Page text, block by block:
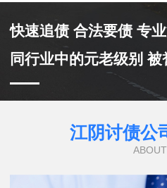
快速追债 合法要债 专
同行业中的元老级别
江阴讨债公